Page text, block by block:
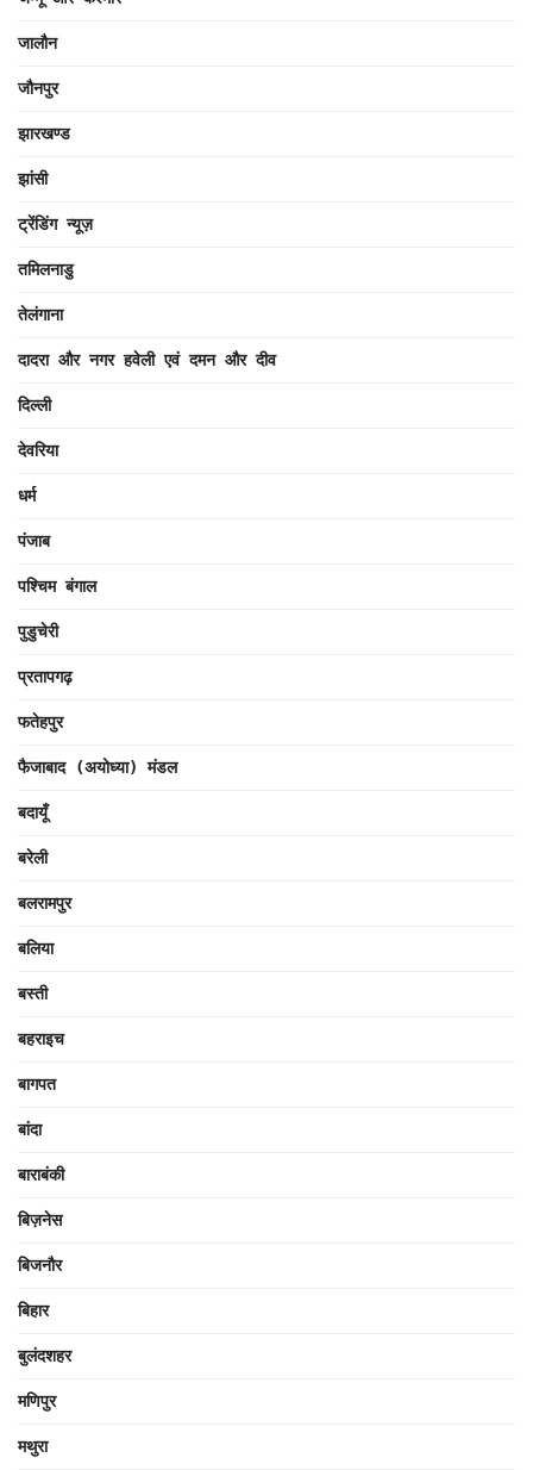
जालौन
जौनपुर
झारखण्ड
झांसी
ट्रेंडिंग न्यूज़
तमिलनाडु
तेलंगाना
दादरा और नगर हवेली एवं दमन और दीव
दिल्ली
देवरिया
धर्म
पंजाब
पश्चिम बंगाल
पुडुचेरी
प्रतापगढ़
फतेहपुर
फैजाबाद (अयोध्या) मंडल
बदायूँ
बरेली
बलरामपुर
बलिया
बस्ती
बहराइच
बागपत
बांदा
बाराबंकी
बिज़नेस
बिजनौर
बिहार
बुलंदशहर
मणिपुर
मथुरा